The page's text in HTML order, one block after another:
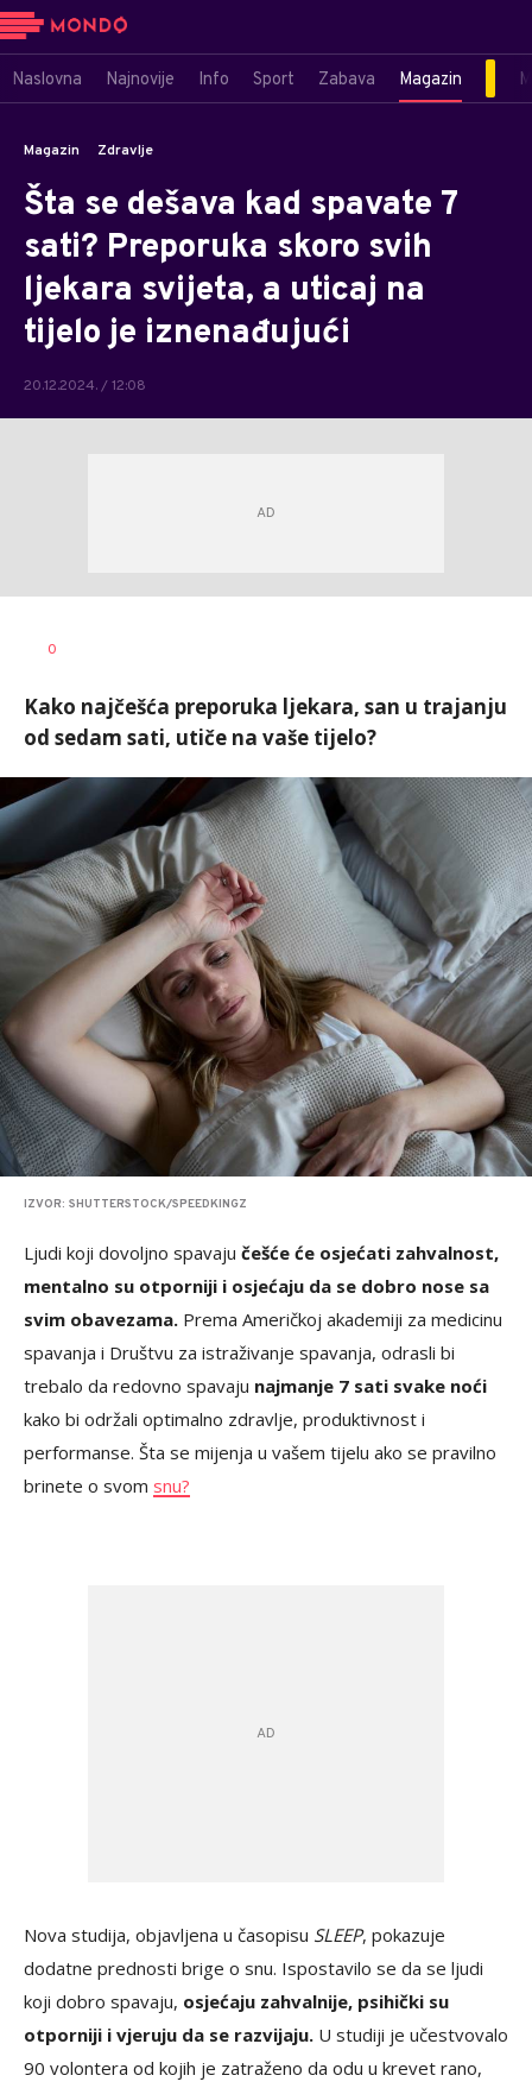
Naslovna Najnovije Info Sport Zabava Magazin
Magazin Zdravlje
Šta se dešava kad spavate 7
sati? Preporuka skoro svih
ljekara svijeta, a uticaj na
tijelo je iznenađujući
20.12.2024. / 12:08
0
Kako najčešća preporuka ljekara, san u trajanju
od sedam sati, utiče na vaše tijelo?
IZVOR: SHUTTERSTOCK/SPEEDKINGZ
Ljudi koji dovoljno spavaju češće će osjećati zahvalnost,
mentalno su otporniji i osjećaju da se dobro nose sa
svim obavezama. Prema Američkoj akademiji za medicinu
spavanja i Društvu za istraživanje spavanja, odrasli bi
trebalo da redovno spavaju najmanje 7 sati svake noći
kako bi održali optimalno zdravlje, produktivnost i
performanse. Šta se mijenja u vašem tijelu ako se pravilno
brinete o svom snu?
Nova studija, objavljena u časopisu SLEEP, pokazuje
dodatne prednosti brige o snu. Ispostavilo se da se ljudi
koji dobro spavaju, osjećaju zahvalnije, psihički su
otporniji i vjeruju da se razvijaju. U studiji je učestvovalo
90 volontera od kojih je zatraženo da odu u krevet rano,